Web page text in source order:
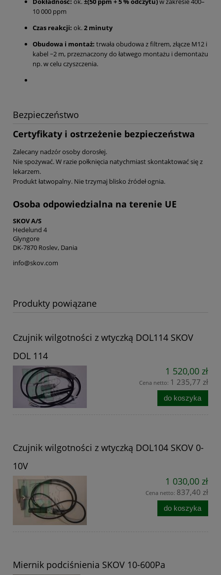
10 000 ppm
Czas reakcji: ok.2 minuty
Obudowa i montaż: trwała obudowa z filtrem, złącze M12 i
kabel ~2 m, przeznaczony do łatwego montażu i demontażu
np. w celu czyszczenia.
Bezpieczeństwo
Certyfikaty i ostrzeżenie bezpieczeństwa
Zalecany nadzór osoby dorosłej.
Nie spożywać. W razie połknięcia natychmiast skontaktować się z
lekarzem.
Produkt łatwopalny. Nie trzymaj blisko źródeł ognia.
Osoba odpowiedzialna na terenie UE
SKOV A/S
Hedelund 4
Glyngore
DK-7870 Roslev, Dania
info@skov.com
Produkty powiązane
Czujnik wilgotności z wtyczką DOL114 SKOV
DOL 114
1 520,00 zł
Cena netto: 1 235,77 zł
do koszyka
Czujnik wilgotności z wtyczką DOL104 SKOV 0-
10V
1 030,00 zł
Cena netto: 837,40 zł
do koszyka
Miernik podciśnienia SKOV 10-600Pa